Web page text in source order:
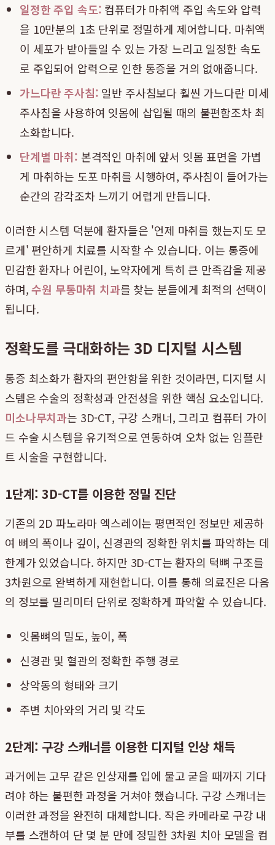
일정한 주입 속도: 컴퓨터가 마취액 주입 속도와 압력
을 10만분의 1초 단위로 정밀하게 제어합니다. 마취액
이 세포가 받아들일 수 있는 가장 느리고 일정한 속도
로 주입되어 압력으로 인한 통증을 거의 없애줍니다.
가느다란 주사침: 일반 주사침보다 훨씬 가느다란 미세
주사침을 사용하여 잇몸에 삽입될 때의 불편함조차 최
소화합니다.
단계별 마취: 본격적인 마취에 앞서 잇몸 표면을 가볍
게 마취하는 도포 마취를 시행하여, 주사침이 들어가는
순간의 감각조차 느끼기 어렵게 만듭니다.
이러한 시스템 덕분에 환자들은 '언제 마취를 했는지도 모
르게' 편안하게 치료를 시작할 수 있습니다. 이는 통증에
민감한 환자나 어린이, 노약자에게 특히 큰 만족감을 제공
하며,수원 무통마취 치과를 찾는 분들에게 최적의 선택이
됩니다.
정확도를 극대화하는 3D 디지털 시스템
통증 최소화가 환자의 편안함을 위한 것이라면, 디지털 시
스템은 수술의 정확성과 안전성을 위한 핵심 요소입니다.
미소나무치과는 3D-CT, 구강 스캐너, 그리고 컴퓨터 가이
드 수술 시스템을 유기적으로 연동하여 오차 없는 임플란
트 시술을 구현합니다.
1단계: 3D-CT를 이용한 정밀 진단
기존의 2D 파노라마 엑스레이는 평면적인 정보만 제공하
여 뼈의 폭이나 깊이, 신경관의 정확한 위치를 파악하는 데
한계가 있었습니다. 하지만 3D-CT는 환자의 턱뼈 구조를
3차원으로 완벽하게 재현합니다. 이를 통해 의료진은 다음
의 정보를 밀리미터 단위로 정확하게 파악할 수 있습니다.
잇몸뼈의 밀도, 높이, 폭
신경관 및 혈관의 정확한 주행 경로
상악동의 형태와 크기
주변 치아와의 거리 및 각도
2단계: 구강 스캐너를 이용한 디지털 인상 채득
과거에는 고무 같은 인상재를 입에 물고 굳을 때까지 기다
려야 하는 불편한 과정을 거쳐야 했습니다. 구강 스캐너는
이러한 과정을 완전히 대체합니다. 작은 카메라로 구강 내
부를 스캔하여 단 몇 분 만에 정밀한 3차원 치아 모델을 컴